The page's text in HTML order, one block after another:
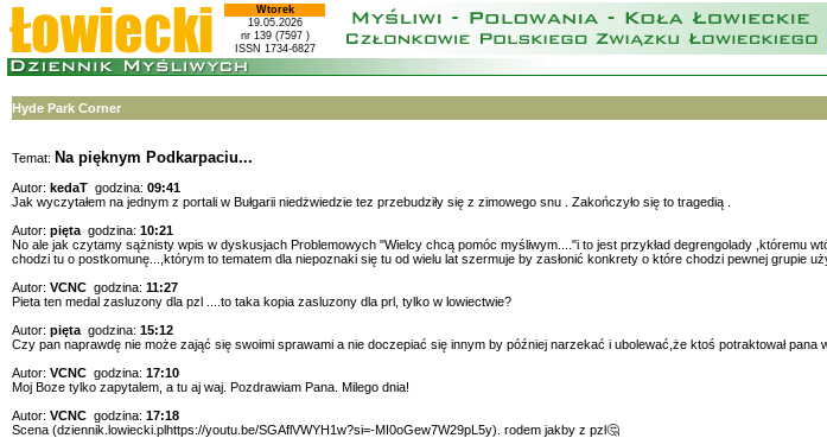
Wtorek
19.05.2026
nr 139 (7597 )
ISSN 1734-6827
Hyde Park Corner
Temat: Na pięknym Podkarpaciu...
Autor: kedaT godzina: 09:41
Jak wyczytałem na jednym z portali w Bułgarii niedżwiedzie tez przebudziły się z zimowego snu . Zakończyło się to tragedią .
Autor: pięta godzina: 10:21
No ale jak czytamy sążnisty wpis w dyskusjach Problemowych "Wielcy chcą pomóc myśliwym...."i to jest przykład degrengolady ,któremu
chodzi tu o postkomunę...,którym to tematem dla niepoznaki się tu od wielu lat szermuje by zasłonić konkrety o które chodzi pewnej grupie
Autor: VCNC godzina: 11:27
Pieta ten medal zasluzony dla pzl ....to taka kopia zasluzony dla prl, tylko w lowiectwie?
Autor: pięta godzina: 15:12
Czy pan naprawdę nie może zająć się swoimi sprawami a nie doczepiać się innym by później narzekać i ubolewać,że ktoś potraktował
Autor: VCNC godzina: 17:10
Moj Boze tylko zapytalem, a tu aj waj. Pozdrawiam Pana. Milego dnia!
Autor: VCNC godzina: 17:18
Scena (dziennik.lowiecki.plhttps://youtu.be/SGAflVWYH1w?si=-MI0oGew7W29pL5y). rodem jakby z pzl🤔